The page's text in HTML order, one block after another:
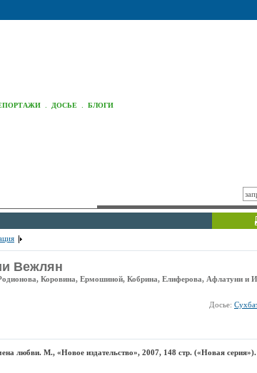
ДОСЬЕ БЛОГИ
Вежлян
Коровина, Ермошиной, Кобрина, Елиферова, Афлатуни и
Досье:
любви. М., «Новое издательство», 2007, 148 стр. («Новая серия»).